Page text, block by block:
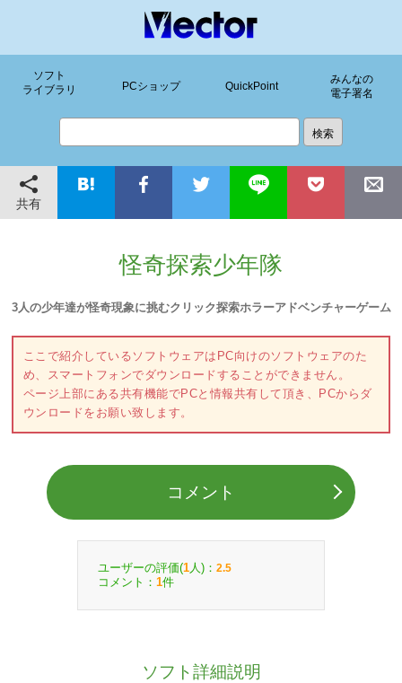
ソフト
ライブラリ
PCショップ QuickPoint
みんなの
電子署名
共有
怪奇探索少年隊
3人の少年達が怪奇現象に挑むクリック探索ホラーアドベンチャーゲーム
ここで紹介しているソフトウェアはPC向けのソフトウェアのた
め、スマートフォンでダウンロードすることができません。
ページ上部にある共有機能でPCと情報共有して頂き、PCからダ
ウンロードをお願い致します。
コメント
ユーザーの評価(1 人)： 2.5
コメント： 1件
ソフト詳細説明